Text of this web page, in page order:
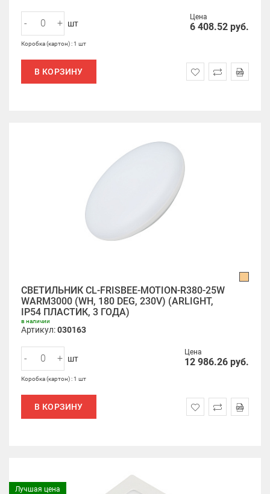
Цена
6 408.52 руб.
- + шт
Коробка (картон) : 1 шт
В КОРЗИНУ
СВЕТИЛЬНИК CL-FRISBEE-MOTION-R380-25W
WARM3000 (WH, 180 DEG, 230V) (ARLIGHT,
IP54 ПЛАСТИК, 3 ГОДА)
в наличии
Артикул:030163
Цена
12 986.26 руб.
- + шт
Коробка (картон) : 1 шт
В КОРЗИНУ
Лучшая цена